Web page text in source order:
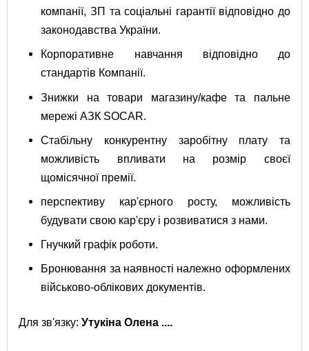
компанії, ЗП та соціальні гарантії відповідно до
законодавства України.
Корпоративне навчання відповідно до
стандартів Компанії.
Знижки на товари магазину/кафе та пальне
мережі АЗК SOCAR.
Стабільну конкурентну заробітну плату та
можливість впливати на розмір своєї
щомісячної премії.
перспективу кар'єрного росту, можливість
будувати свою кар'єру і розвиватися з нами.
Гнучкий графік роботи.
Бронювання за наявності належно оформлених
військово-облікових документів.
Для зв'язку:Утукіна Олена ....